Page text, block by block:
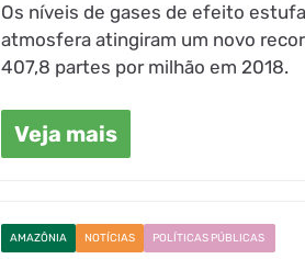
Os níveis de gases de efeito
atmosfera atingiram um novo
407,8 partes por milhão em 2018.
Veja mais
AMAZÔNIA NOTÍCIAS POLÍTICAS PÚBLICAS